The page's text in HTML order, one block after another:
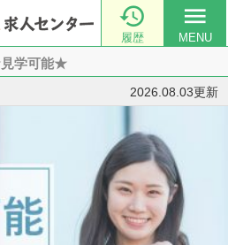

履歴
menu
MENU
学可能★
2026.08.03更新